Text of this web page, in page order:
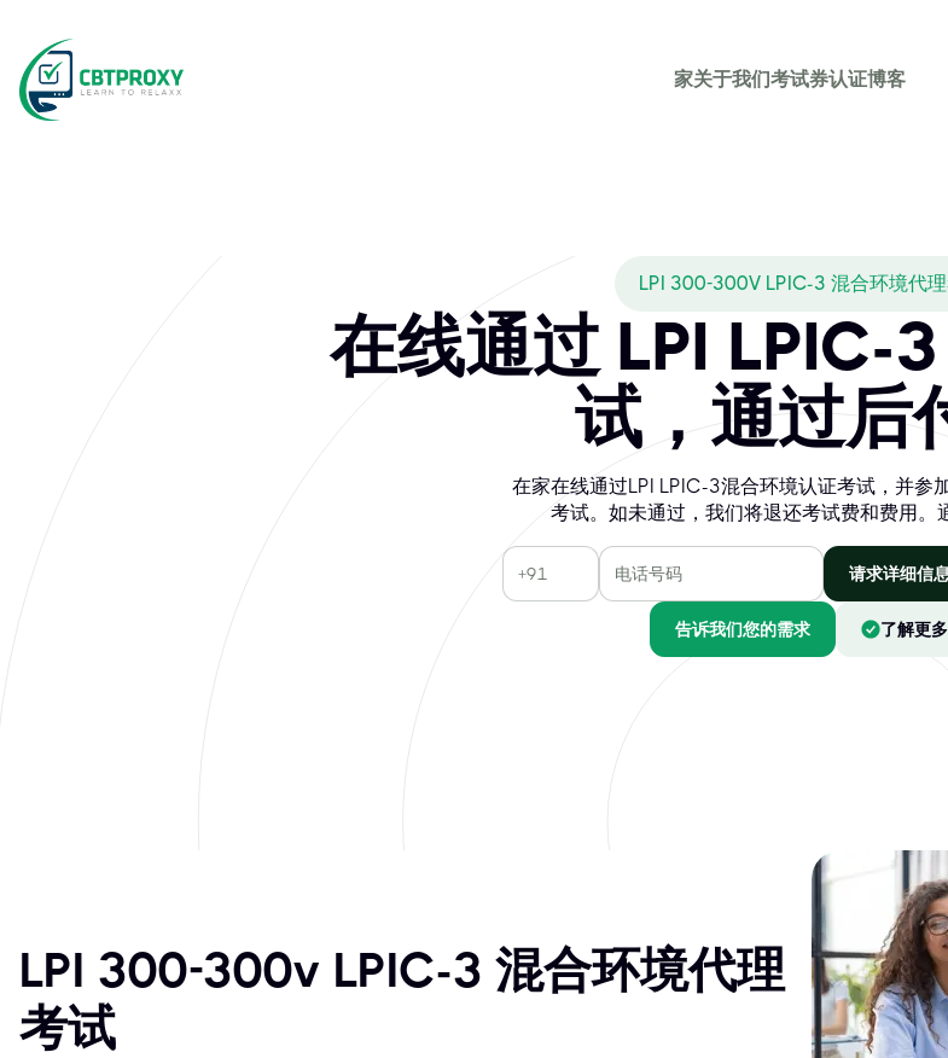
家关于我们考试券认证博客
LPI 300-300V LPIC-3 混合环境代
在线通过 LPI LPIC-
试，通过后
在家在线通过LPI LPIC-3混合环境认证考试，并参
考试。如未通过，我们将退还考试费和费用。
请求详细信
告诉我们您的需求 了解更多
LPI 300-300v LPIC-3 混合环境代理
考试